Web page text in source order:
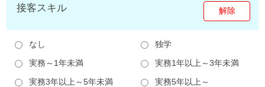
接客スキル
なし
独学
実務～1年未満
実務1年以上～3年未満
実務3年以上～5年未満
実務5年以上～